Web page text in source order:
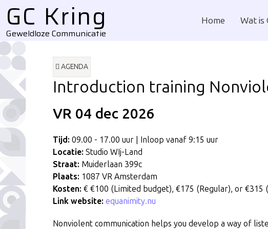
GC Kring
Geweldloze Communicatie
Home Wat is
AGENDA
Introduction training
VR 04 dec 2026
Tijd: 09.00 - 17.00 uur | Inloop vanaf 9:15 uur
Locatie: Studio WIj-Land
Straat: Muiderlaan 399c
Plaats: 1087 VR Amsterdam
Kosten: € €100 (Limited budget), €175 (Regular), or €315
Link website: equanimity.nu
Nonviolent communication helps you develop a way of